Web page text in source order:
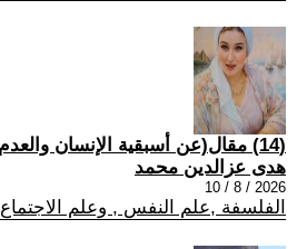
(14) مقال(عن أسبقية الإنسان والعدم)
هدى عزالدين محمد
2026 / 8 / 10
الفلسفة ,علم النفس , وعلم الاجتماع